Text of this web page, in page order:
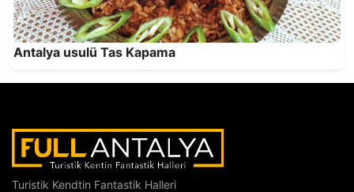
Antalya usulü Tas Kapama
Turistik Kendtin Fantastik Halleri